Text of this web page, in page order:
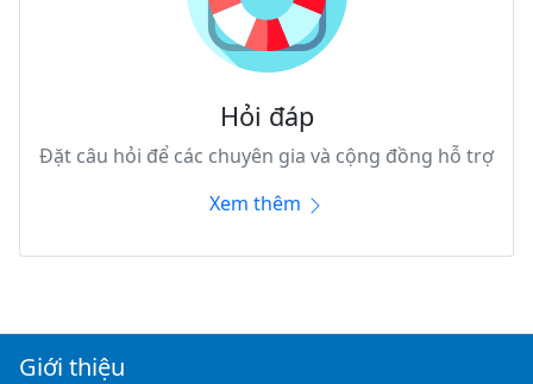
Hỏi đáp
Đặt câu hỏi để các chuyên gia và cộng đồng hỗ trợ
Xem thêm
Giới thiệu